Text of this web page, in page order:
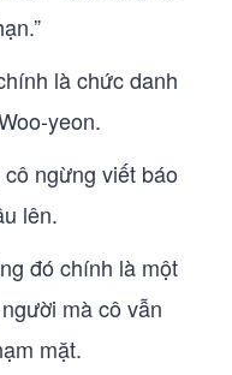
là chức danh
yeon.
ngừng viết báo
lên.
đó chính là một
mà cô vẫn
mặt.